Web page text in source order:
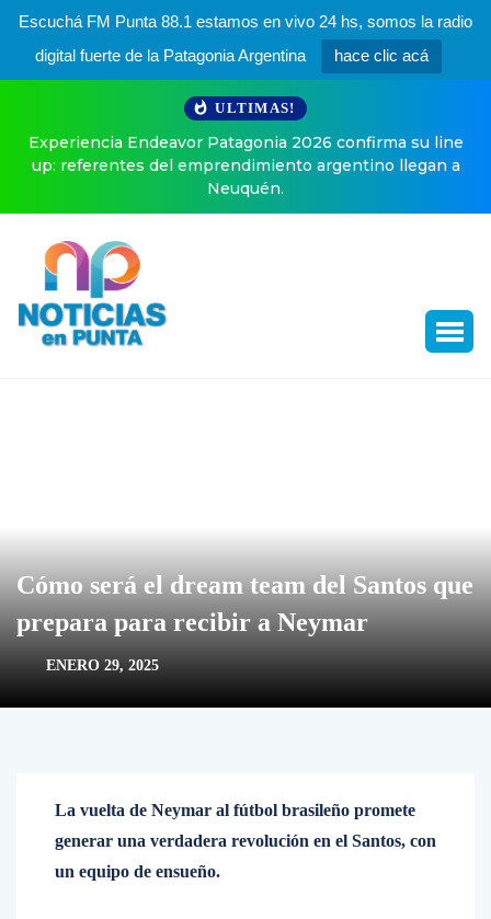
Escuchá FM Punta 88.1 estamos en vivo 24 hs, somos la radio
digital fuerte de la Patagonia Argentina
hace clic acá
ULTIMAS!
Experiencia Endeavor Patagonia 2026 confirma su line
up: referentes del emprendimiento argentino llegan a
Neuquén.
Cómo será el dream team del Santos que
prepara para recibir a Neymar
ENERO 29, 2025
La vuelta de Neymar al fútbol brasileño promete
generar una verdadera revolución en el Santos, con
un equipo de ensueño.